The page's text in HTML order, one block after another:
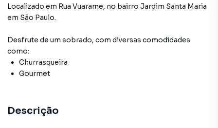
Localizado em Rua Vuarame, no bairro Jardim Santa Maria
em São Paulo.
Desfrute de um sobrado, com diversas comodidades
como:
Churrasqueira
Gourmet
Descrição